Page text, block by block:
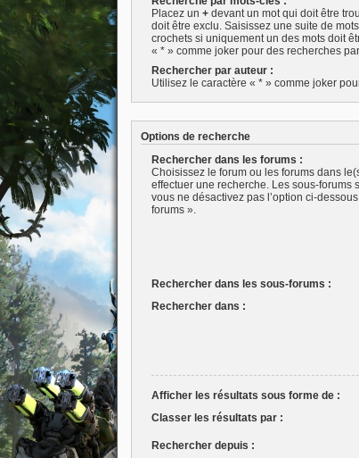
Placez un +devant un mot qui doit être
doit être exclu. Saisissez une suite de
crochets si uniquement un des mots doit
« * » comme joker pour des recherches
Rechercher par auteur :
Utilisez le caractère « * » comme joker
Options de recherche
Rechercher dans les forums :
Choisissez le forum ou les forums dans
effectuer une recherche. Les sous-forums
vous ne désactivez pas l’option ci-
forums ».
Rechercher dans les sous-forums :
Rechercher dans :
Afficher les résultats sous forme de :
Classer les résultats par :
Rechercher depuis :